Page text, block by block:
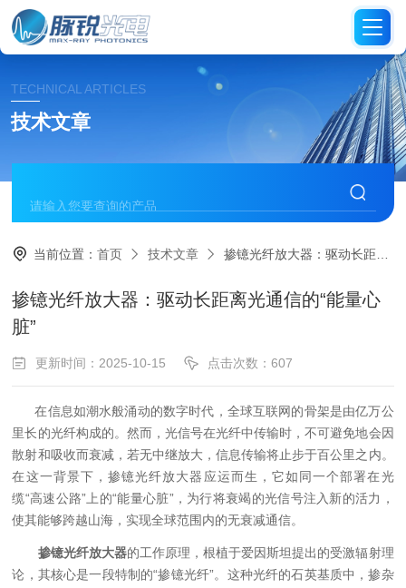
TECHNICAL ARTICLES
技术文章
当前位置：首页 技术文章 掺镱光纤放大器：驱动长距离光通信的“能量心脏”
掺镱光纤放大器：驱动长距离光通信的“能量心
脏”
更新时间：2025-10-15 点击次数：607
在信息如潮水般涌动的数字时代，全球互联网的骨架是由亿万公
里长的光纤构成的。然而，光信号在光纤中传输时，不可避免地会因
散射和吸收而衰减，若无中继放大，信息传输将止步于百公里之内。
在这一背景下，掺镱光纤放大器应运而生，它如同一个部署在光
缆“高速公路”上的“能量心脏”，为行将衰竭的光信号注入新的活力，
使其能够跨越山海，实现全球范围内的无衰减通信。
掺镱光纤放大器的工作原理，根植于爱因斯坦提出的受激辐射理
论，其核心是一段特制的“掺镱光纤”。这种光纤的石英基质中，掺杂